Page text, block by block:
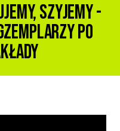
szyjemy -
po